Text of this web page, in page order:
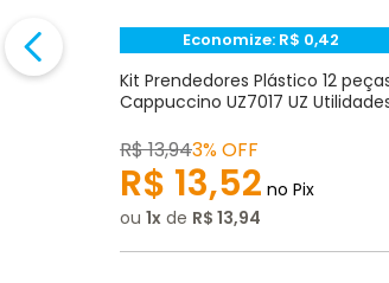
Endereço de e-mail
Escrever avaliação
Economize: R$ 0,42
Kit Prendedores Plástico 12
Cappuccino UZ7017 UZ
R$13,943% OFF
R$ 13,52 no Pix
ou 1 de R$ 13,94